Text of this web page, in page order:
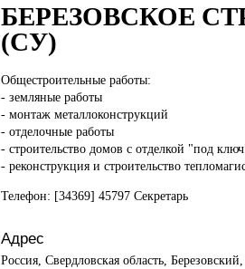
БЕРЕЗОВСКОЕ
(СУ)
Общестроительные работы:
- земляные работы
- монтаж металлоконструкций
- отделочные работы
- строительство домов с отделкой "под
- реконструкция и строительство
Телефон: [34369] 45797 Секретарь
Адрес
Россия, Свердловская область,